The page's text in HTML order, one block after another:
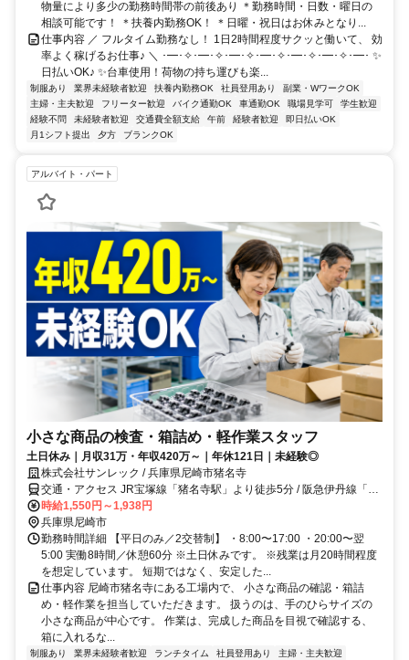
物量により多少の勤務時間帯の前後あり ＊勤務時間・日数・曜日の
相談可能です！ ＊扶養内勤務OK！ ＊日曜・祝日はお休みとなり...
仕事内容 ／ フルタイム勤務なし！ 1日2時間程度サクッと働いて、 効
率よく稼げるお仕事♪ ＼ ･━･✧･━･✧･━･✧･━･✧･━･✧･━･✧･━･ ✨
日払いOK♪ ✨台車使用！荷物の持ち運びも楽...
制服あり 業界未経験者歓迎 扶養内勤務OK 社員登用あり
副業・WワークOK
主婦・主夫歓迎
フリーター歓迎 バイク通勤OK 車通勤OK 職場見学可
学生歓迎
経験不問
未経験者歓迎 交通費全額支給 午前 経験者歓迎
即日払いOK
月1シフト提出
夕方 ブランクOK
アルバイト・パート
小さな商品の検査・箱詰め・軽作業スタッフ
土日休み｜月収31万・年収420万～｜年休121日｜未経験◎
株式会社サンレック / 兵庫県尼崎市猪名寺
交通・アクセス JR宝塚線「猪名寺駅」より徒歩5分 / 阪急伊丹線「稲
野駅」より徒歩5分
時給1,550円～1,938円
兵庫県尼崎市
勤務時間詳細 【平日のみ／2交替制】 ・8:00〜17:00 ・20:00〜翌
5:00 実働8時間／休憩60分 ※土日休みです。 ※残業は月20時間程度
を想定しています。 短期ではなく、安定した...
仕事内容 尼崎市猪名寺にある工場内で、 小さな商品の確認・箱詰
め・軽作業を担当していただきます。 扱うのは、手のひらサイズの
小さな商品が中心です。 作業は、完成した商品を目視で確認する、
箱に入れるな...
制服あり 業界未経験者歓迎 ランチタイム 社員登用あり
主婦・主夫歓迎